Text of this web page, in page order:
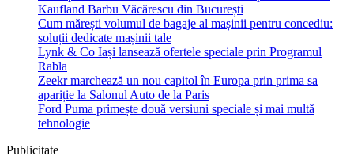
Kaufland Barbu Văcărescu din București
Cum mărești volumul de bagaje al mașinii pentru concediu:
soluții dedicate mașinii tale
Lynk & Co Iași lansează ofertele speciale prin Programul
Rabla
Zeekr marchează un nou capitol în Europa prin prima sa
apariție la Salonul Auto de la Paris
Ford Puma primește două versiuni speciale și mai multă
tehnologie
Publicitate